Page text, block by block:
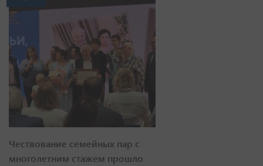
Чествование семейных пар с
многолетним стажем прошло